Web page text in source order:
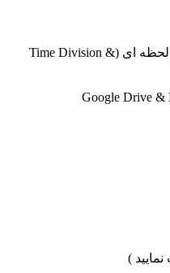
پشتیبانی از بازپخش تقسیم زمانی و لحظه ای (Time Division &
Google Drive &
)